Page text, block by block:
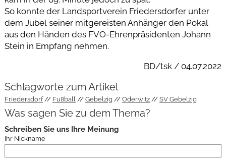
So konnte der Landsportverein Friedersdorfer unter
dem Jubel seiner mitgereisten Anhänger den Pokal
aus den Händen des FVO-Ehrenpräsidenten Johann
Stein in Empfang nehmen.
BD/tsk / 04.07.2022
Schlagworte zum Artikel
Friedersdorf Fußball Gebelzig Oderwitz SV Gebelzig
Was sagen Sie zu dem Thema?
Schreiben Sie uns Ihre Meinung
Ihr Nickname